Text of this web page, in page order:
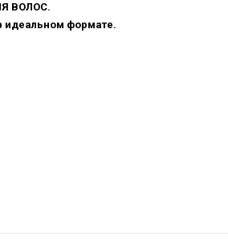
ВОЛОС.
идеальном формате.